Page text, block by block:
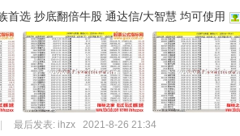
首选 抄底翻倍牛股 通达信/大智慧 均可使用
最后发表: ihzx 2021-8-26 21:34